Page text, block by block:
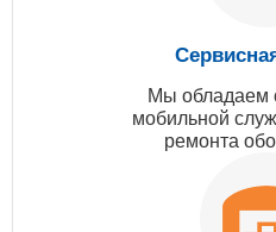
Мы обладаем
мобильной
ремонта